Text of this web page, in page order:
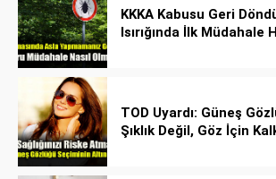
KKKA Kabusu Geri
Isırığında İlk Müdahale
TOD Uyardı: Güneş
Şıklık Değil, Göz İçin